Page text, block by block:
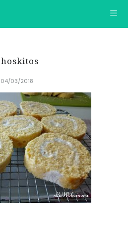
NUESTRA AVENTURA GASTRON
04/03/2018